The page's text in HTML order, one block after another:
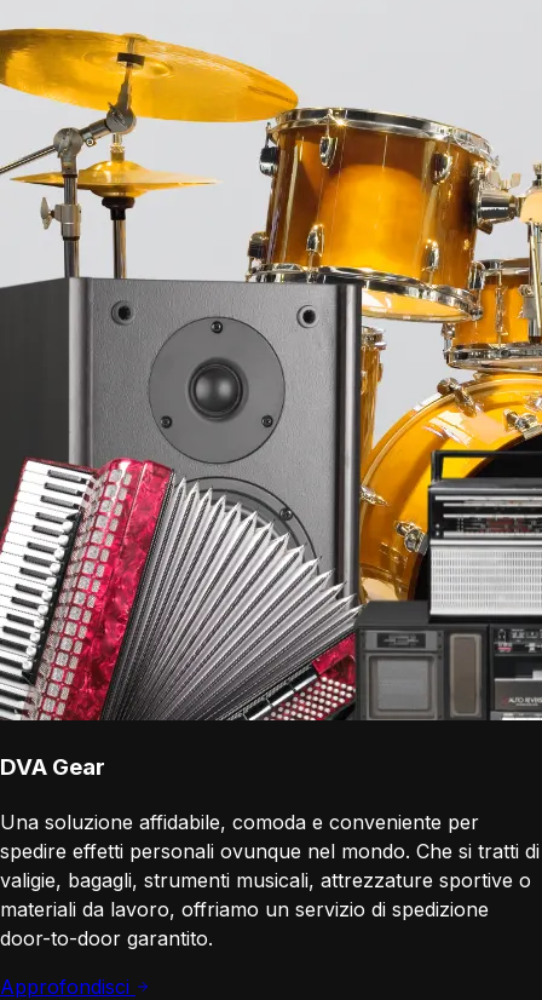
DVA Gear
Una soluzione affidabile, comoda e conveniente per
spedire effetti personali ovunque nel mondo. Che si tratti di
valigie, bagagli, strumenti musicali, attrezzature sportive o
materiali da lavoro, offriamo un servizio di spedizione
door-to-door garantito.
Approfondisci